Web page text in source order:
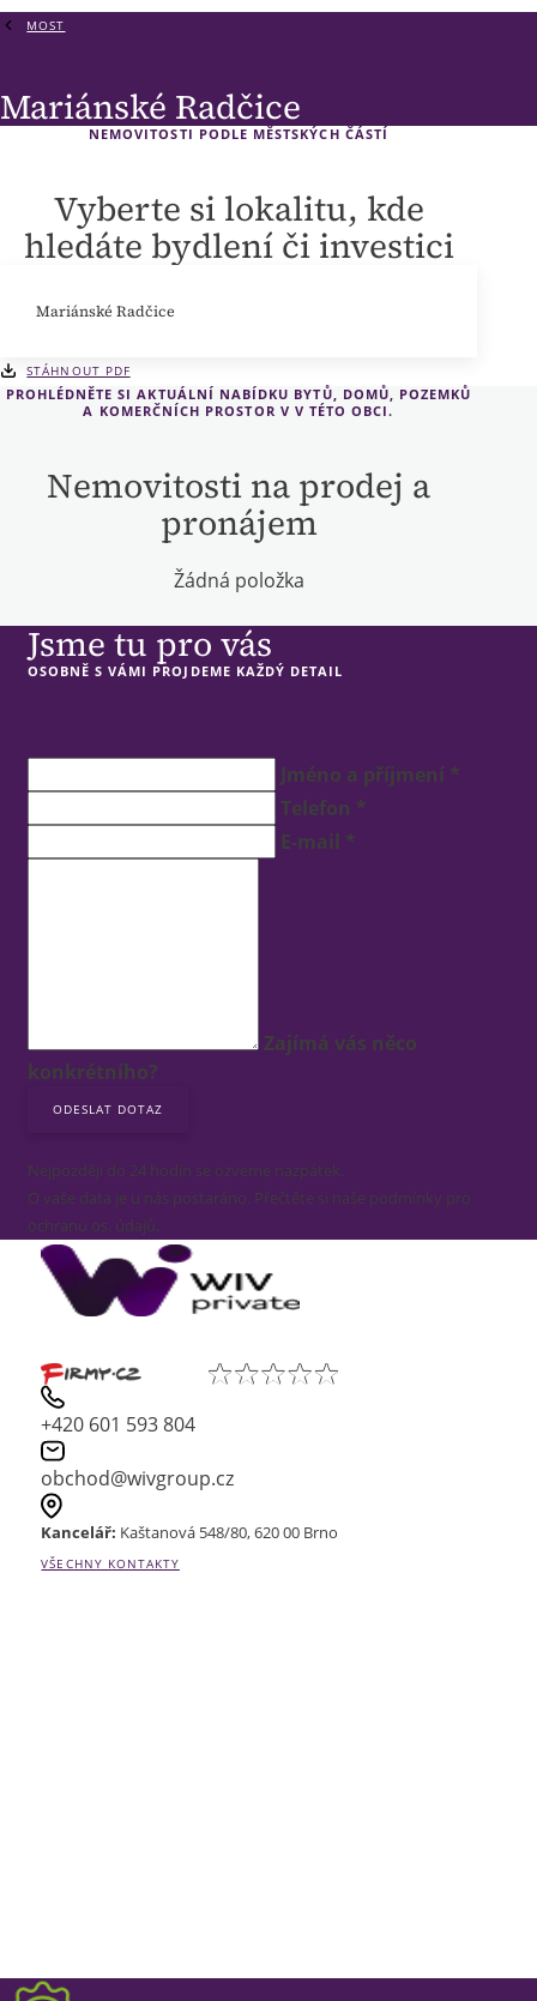
MOST
Mariánské Radčice
NEMOVITOSTI PODLE MĚSTSKÝCH ČÁSTÍ
Vyberte si lokalitu, kde
hledáte bydlení či investici
Mariánské Radčice
STÁHNOUT PDF
PROHLÉDNĚTE SI AKTUÁLNÍ NABÍDKU BYTŮ, DOMŮ, POZEMKŮ
A KOMERČNÍCH PROSTOR V V TÉTO OBCI.
Nemovitosti na prodej a
pronájem
Žádná položka
Jsme tu pro vás
OSOBNĚ S VÁMI PROJDEME KAŽDÝ DETAIL
Jméno a příjmení *
Telefon *
E-mail *
Zajímá vás něco
konkrétního?
Nejpozději do 24 hodin se ozveme nazpátek.
O vaše data je u nás postaráno. Přečtěte si naše podmínky pro
ochranu os. údajů.
+420 601 593 804
obchod@wivgroup.cz
Kancelář: Kaštanová 548/80, 620 00 Brno
VŠECHNY KONTAKTY